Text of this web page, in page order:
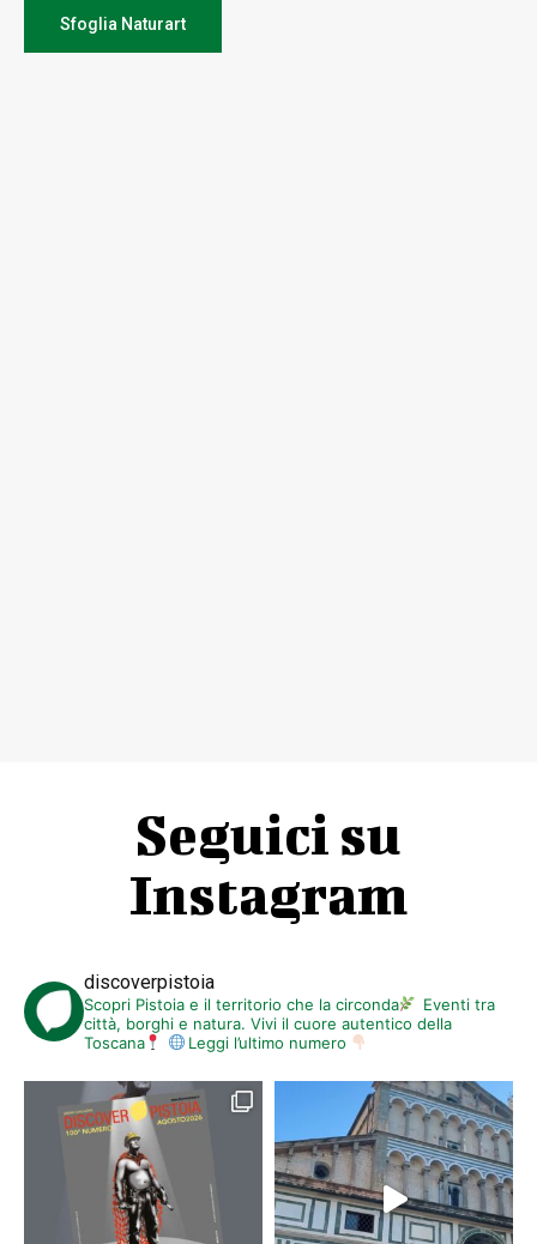
Sfoglia Naturart
Seguici su
Instagram
discoverpistoia
Scopri Pistoia e il territorio che la circonda
Eventi tra
città, borghi e natura. Vivi il cuore autentico della
Toscana
Leggi l’ultimo numero